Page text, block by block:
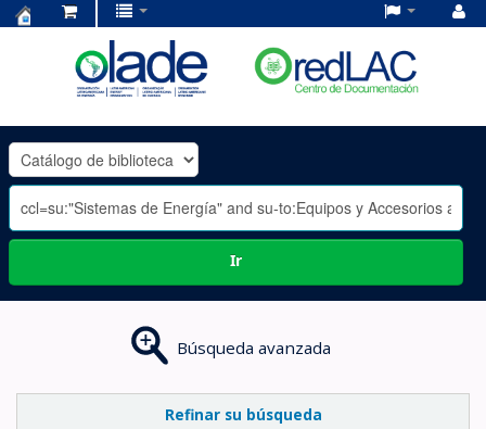
OLADE
-
Ir
Búsqueda avanzada
Refinar su búsqueda